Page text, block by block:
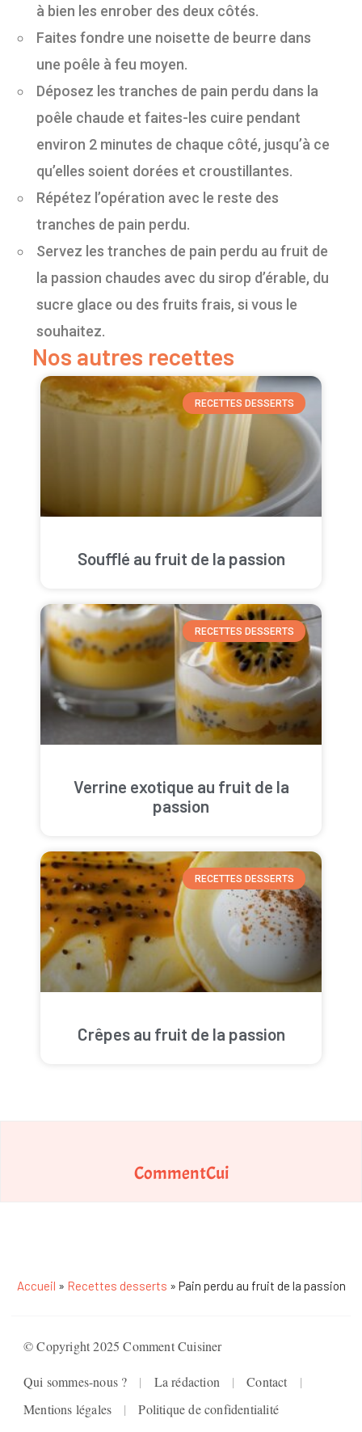
à bien les enrober des deux côtés.
Faites fondre une noisette de beurre dans
une poêle à feu moyen.
Déposez les tranches de pain perdu dans la
poêle chaude et faites-les cuire pendant
environ 2 minutes de chaque côté, jusqu’à ce
qu’elles soient dorées et croustillantes.
Répétez l’opération avec le reste des
tranches de pain perdu.
Servez les tranches de pain perdu au fruit de
la passion chaudes avec du sirop d’érable, du
sucre glace ou des fruits frais, si vous le
souhaitez.
Nos autres recettes
RECETTES DESSERTS
Soufflé au fruit de la passion
RECETTES DESSERTS
Verrine exotique au fruit de la
passion
RECETTES DESSERTS
Crêpes au fruit de la passion
CommentCui
Accueil » Recettes desserts » Pain perdu au fruit de la passion
© Copyright 2025 Comment Cuisiner
Qui sommes-nous ? La rédaction
Contact
Mentions légales
Politique de confidentialité